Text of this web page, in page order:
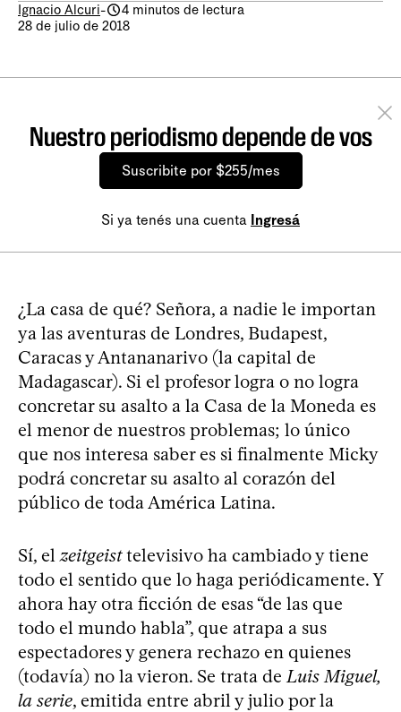
Ignacio Alcuri-
4 minutos de lectura
28 de julio de 2018
Nuestro periodismo depende de vos
Suscribite por $255/mes
Si ya tenés una cuenta Ingresá
¿La casa de qué? Señora, a nadie le importan
ya las aventuras de Londres, Budapest,
Caracas y Antananarivo (la capital de
Madagascar). Si el profesor logra o no logra
concretar su asalto a la Casa de la Moneda es
el menor de nuestros problemas; lo único
que nos interesa saber es si finalmente Micky
podrá concretar su asalto al corazón del
público de toda América Latina.
Sí, el zeitgeisttelevisivo ha cambiado y tiene
todo el sentido que lo haga periódicamente. Y
ahora hay otra ficción de esas “de las que
todo el mundo habla”, que atrapa a sus
espectadores y genera rechazo en quienes
(todavía) no la vieron. Se trata de Luis Miguel,
la serie, emitida entre abril y julio por la